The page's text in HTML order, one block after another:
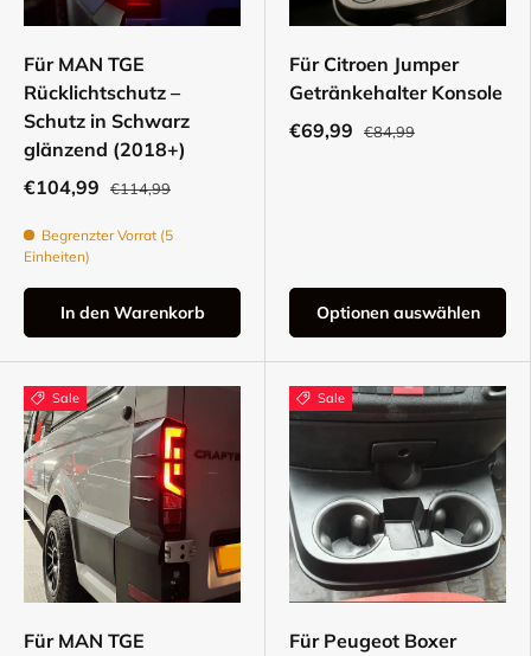
Für MAN TGE
Rücklichtschutz –
Schutz in Schwarz
glänzend (2018+)
€104,99
€114,99
Begrenzter Vorrat (5
Einheiten)
In den Warenkorb
Für Citroen Jumper
Getränkehalter Konsole
€69,99
€84,99
Optionen auswählen
Sale
Für MAN TGE
Sale
Für Peugeot Boxer